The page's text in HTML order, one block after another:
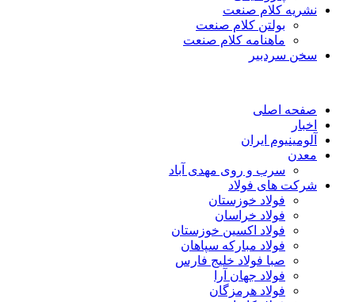
نشریه کلام صنعت
بولتن کلام صنعت
ماهنامه کلام صنعت
سخن سردبیر
صفحه اصلی
اخبار
آلومینیوم ایران
معدن
سرب و روی مهدی آباد
شرکت های فولاد
فولاد خوزستان
فولاد خراسان
فولاد اکسین خوزستان
فولاد مبارکه سپاهان
صبا فولاد خلیج فارس
فولاد جهان آرا
فولاد هرمزگان